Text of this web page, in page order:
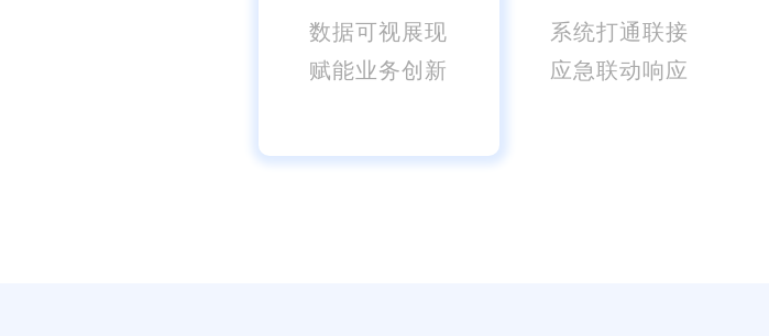
数据可视展现
赋能业务创新
系统打通联接
应急联动响应